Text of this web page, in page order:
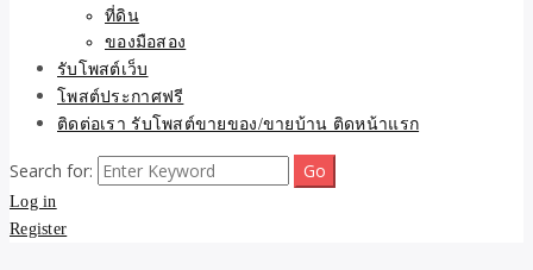
ที่ดิน
ของมือสอง
รับโพสต์เว็บ
โพสต์ประกาศฟรี
ติดต่อเรา รับโพสต์ขายของ/ขายบ้าน ติดหน้าแรก
Search for:
Log in
Register